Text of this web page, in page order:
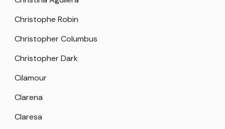
Christophe Robin
Christopher Columbus
Christopher Dark
Cilamour
Clarena
Claresa